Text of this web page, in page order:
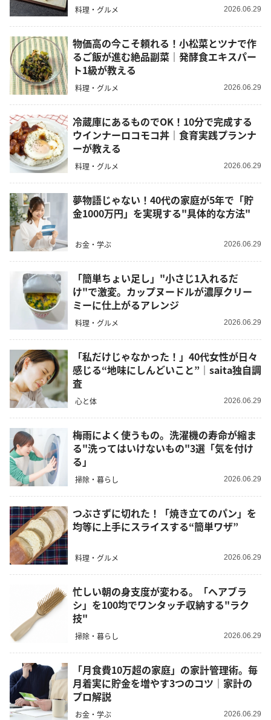
料理・グルメ 2026.06.29
物価高の今こそ頼れる！小松菜とツナで作
るご飯が進む絶品副菜｜発酵食エキスパー
ト1級が教える
料理・グルメ 2026.06.29
冷蔵庫にあるものでOK！10分で完成する
ウインナーロコモコ丼｜食育実践プランナ
ーが教える
料理・グルメ 2026.06.29
夢物語じゃない！40代の家庭が5年で「貯
金1000万円」を実現する"具体的な方法"
お金・学ぶ 2026.06.29
「簡単ちょい足し」"小さじ1入れるだ
け"で激変。カップヌードルが濃厚クリー
ミーに仕上がるアレンジ
料理・グルメ 2026.06.29
「私だけじゃなかった！」40代女性が日々
感じる“地味にしんどいこと”｜saita独自調
査
心と体 2026.06.29
梅雨によく使うもの。洗濯機の寿命が縮ま
る"洗ってはいけないもの"3選「気を付け
る」
掃除・暮らし 2026.06.29
つぶさずに切れた！「焼き立てのパン」を
均等に上手にスライスする“簡単ワザ”
料理・グルメ 2026.06.29
忙しい朝の身支度が変わる。「ヘアブラ
シ」を100均でワンタッチ収納する"ラク
技"
掃除・暮らし 2026.06.29
「月食費10万超の家庭」の家計管理術。毎
月着実に貯金を増やす3つのコツ｜家計の
プロ解説
お金・学ぶ 2026.06.29